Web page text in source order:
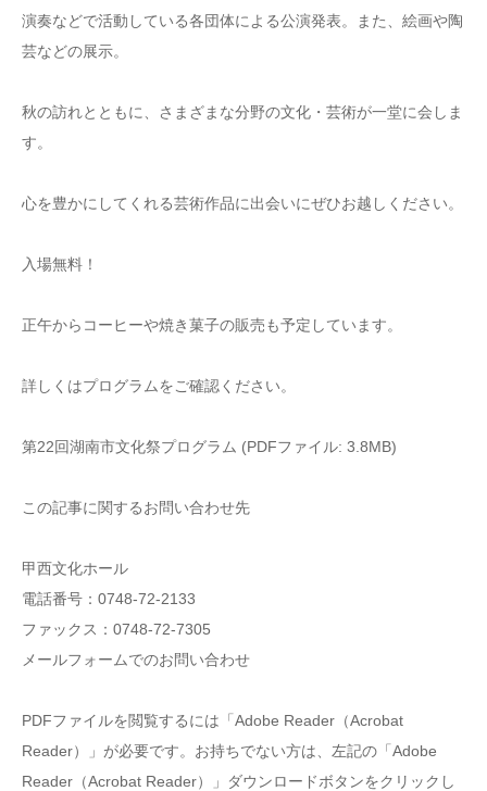
演奏などで活動している各団体による公演発表。また、絵画や陶
芸などの展示。
秋の訪れとともに、さまざまな分野の文化・芸術が一堂に会しま
す。
心を豊かにしてくれる芸術作品に出会いにぜひお越しください。
入場無料！
正午からコーヒーや焼き菓子の販売も予定しています。
詳しくはプログラムをご確認ください。
第22回湖南市文化祭プログラム (PDFファイル: 3.8MB)
この記事に関するお問い合わせ先
甲西文化ホール
電話番号：0748-72-2133
ファックス：0748-72-7305
メールフォームでのお問い合わせ
PDFファイルを閲覧するには「Adobe Reader（Acrobat
Reader）」が必要です。お持ちでない方は、左記の「Adobe
Reader（Acrobat Reader）」ダウンロードボタンをクリックし